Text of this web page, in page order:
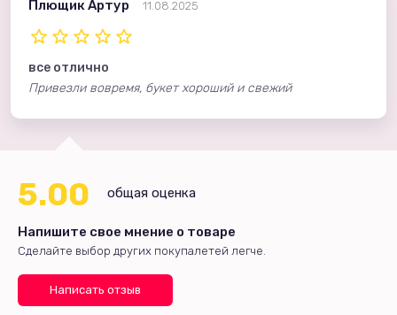
Плющик Артур 11.08.2025
все отлично
Привезли вовремя, букет хороший и свежий
Напишите свое мнение о товаре
Сделайте выбор других покупалетей легче.
Написать отзыв
5.00 общая оценка